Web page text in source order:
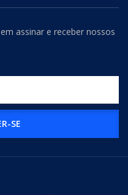
assinar e receber nossos